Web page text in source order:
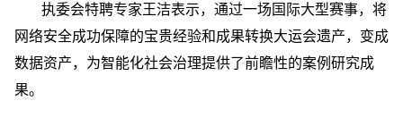
执委会特聘专家王洁表示，通过一场国际大型赛事，将
网络安全成功保障的宝贵经验和成果转换大运会遗产，变成
数据资产，为智能化社会治理提供了前瞻性的案例研究成
果。